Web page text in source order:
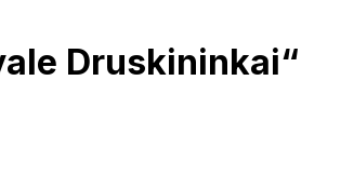
Druskininkai“